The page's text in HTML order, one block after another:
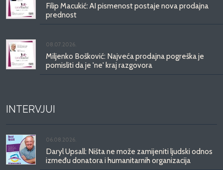
Filip Macukić: AI pismenost postaje nova prodajna
prednost
08.07.2026.
Miljenko Bošković: Najveća prodajna pogreška je
pomisliti da je 'ne' kraj razgovora
INTERVJUI
06.08.2026.
Daryl Upsall: Ništa ne može zamijeniti ljudski odnos
između donatora i humanitarnih organizacija